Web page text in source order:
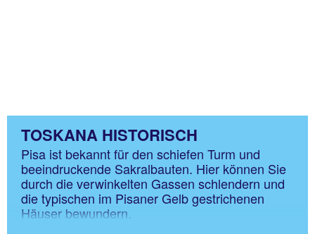
TOSKANA HISTORISCH
Pisa ist bekannt für den schiefen Turm und
beeindruckende Sakralbauten. Hier können Sie
durch die verwinkelten Gassen schlendern und
die typischen im Pisaner Gelb gestrichenen
Häuser bewundern.